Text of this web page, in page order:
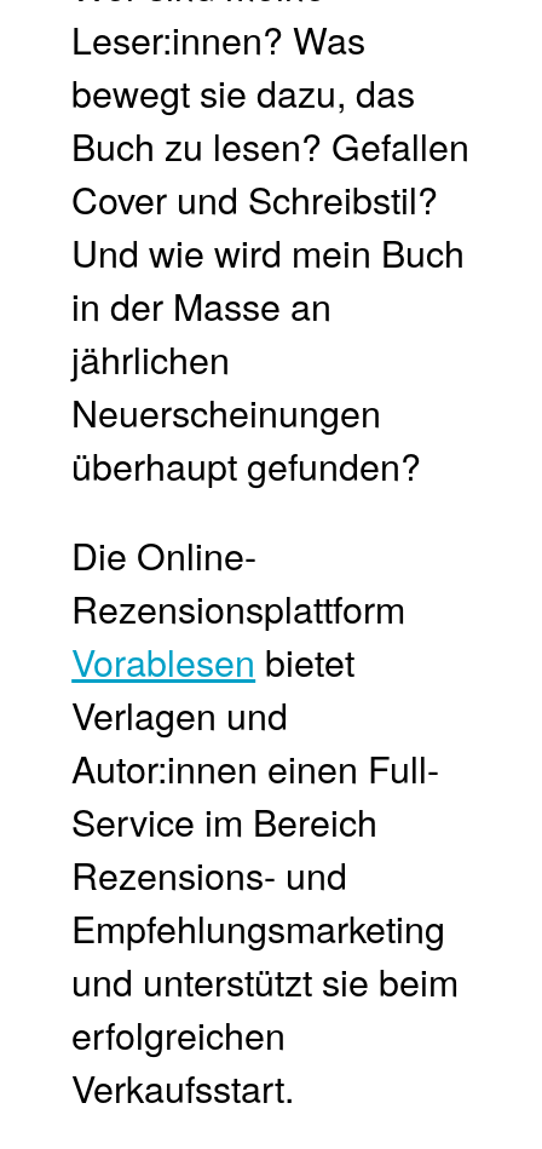
Leser:innen? Was
bewegt sie dazu, das
Buch zu lesen? Gefallen
Cover und Schreibstil?
Und wie wird mein Buch
in der Masse an
jährlichen
Neuerscheinungen
überhaupt gefunden?
Die Online-
Rezensionsplattform
Vorablesen bietet
Verlagen und
Autor:innen einen Full-
Service im Bereich
Rezensions- und
Empfehlungsmarketing
und unterstützt sie beim
erfolgreichen
Verkaufsstart.